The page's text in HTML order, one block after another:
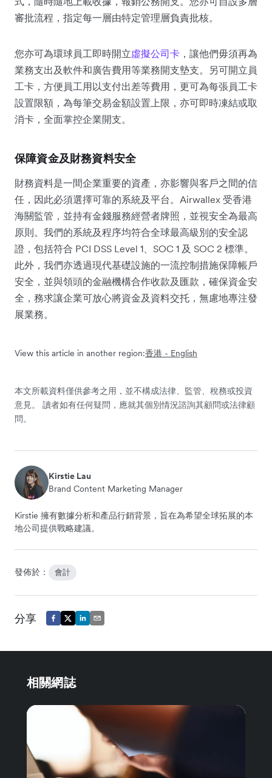
審批流程，指定每一層由特定管理層負責批核。
您亦可為環球員工即時開立虛擬公司卡 ，讓他們毋須再為
業務支出及軟件和廣告費用等業務開支墊支。另可開立員
工卡，方便員工用以支付出差等費用，更可為每張員工卡
設置限額，為每筆交易金額設置上限，亦可即時凍結或取
消卡，全面掌控企業開支。
保障資金及財務資料安全
財務資料是一間企業重要的資產，亦影響與客戶之間的信
任，因此必須選擇可靠的系統及平台。Airwallex 受香港
海關監管，並持有金錢服務經營者牌照，並視安全為最高
原則。我們的系統及程序均符合全球最高級別的安全認
證，包括符合 PCI DSS Level 1、SOC 1 及 SOC 2 標準。
此外，我們亦透過現代基礎設施的一流控制措施保障帳戶
安全，並與領頭的金融機構合作收款及匯款，確保資金安
全，務求讓企業可放心將資金及資料交托，無慮地專注發
展業務。
View this article in another region:香港 - English
本文所載資料僅供參考之用，並不構成法律、監管、稅務或投資
意見。 讀者如有任何疑問，應就其個別情況諮詢其顧問或法律顧
問。
Kirstie Lau
Brand Content Marketing Manager
Kirstie 擁有數據分析和產品行銷背景，旨在為希望全球拓展的本
地公司提供戰略建議。
發佈於： 會計
分享
相關網誌